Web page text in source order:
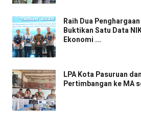
Raih Dua
Buktikan Satu Data
Ekonomi ...
LPA Kota Pasuruan
Pertimbangan ke MA